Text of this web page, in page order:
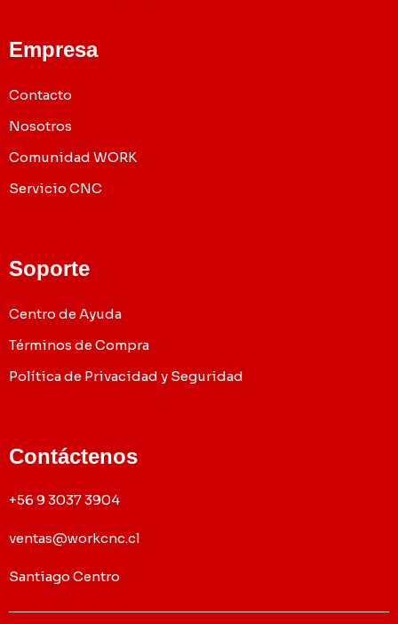
Empresa
Contacto
Nosotros
Comunidad WORK
Servicio CNC
Soporte
Centro de Ayuda
Términos de Compra
Política de Privacidad y Seguridad
Contáctenos
+56 9 3037 3904
ventas@workcnc.cl
Santiago Centro